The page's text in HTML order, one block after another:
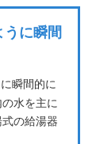
に瞬間
瞬間的に
水を主に
の給湯器